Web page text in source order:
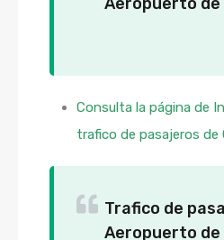
Consulta la página de
trafico de pasajeros de
Trafico de
Aeropuerto de